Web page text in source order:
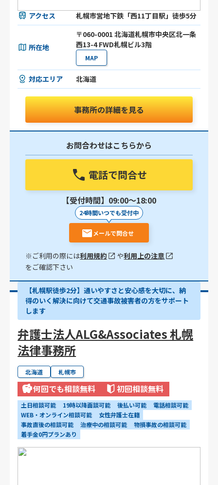
アクセス 札幌市営地下鉄「西11丁目駅」徒歩5分
所在地
〒060-0001 北海道札幌市中央区北一条
西13-4 FWD札幌ビル3階
MAP
対応エリア 北海道
事務所の詳細を見る
お問合わせはこちらから
電話で問合せ
【受付時間】09:00〜18:00
24時間いつでも受付中
メールで問合せ
※ご利用の際には利用規約 や利用上の注意
をご確認下さい
【札幌駅徒歩2分】通いやすさと安心感を大切に、納
得のいく解決に向けて交通事故被害者の方をサポート
します
弁護士法人ALG&Associates 札幌
法律事務所
北海道 札幌市
何回でも相談無料 初回相談無料
土日相談可能 19時以降面談可能 後払い可能
電話相談可能
WEB・オンライン相談可能
女性弁護士在籍
事故直後の相談可能
治療中の相談可能
物損事故の相談可能
着手金0円プランあり